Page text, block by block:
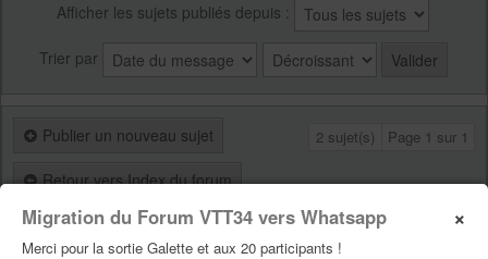
×
Migration du Forum VTT34 vers Whatsapp
Merci pour la sortie Galette et aux 20 participants !
Afficher les sujets publiés depuis :
Trier par
Publier un nouveau sujet 2 sujet(s) Page 1 sur 1
Retour vers Index du forum
Aller vers :